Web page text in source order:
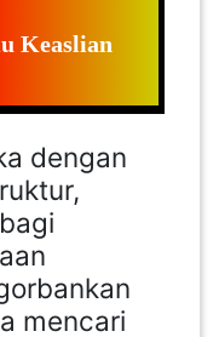
Keaslian
dengan
mencari